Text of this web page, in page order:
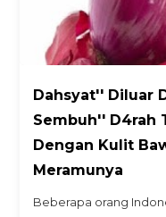
Dahsyat'' Diluar
Sembuh'' D4rah
Dengan Kulit
Meramunya
Beberapa orang